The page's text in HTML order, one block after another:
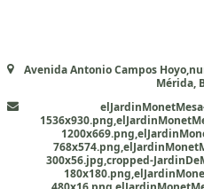
Avenida Antonio Campos
Mérida,
300x56.jpg,cropped-